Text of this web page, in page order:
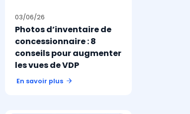
03/06/26
Photos d’inventaire de
concessionnaire : 8
conseils pour augmenter
les vues de VDP
En savoir plus